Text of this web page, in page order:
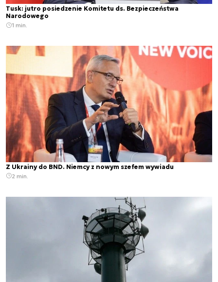
Tusk: jutro posiedzenie Komitetu ds. Bezpieczeństwa
Narodowego
1 min.
Z Ukrainy do BND. Niemcy z nowym szefem wywiadu
2 min.